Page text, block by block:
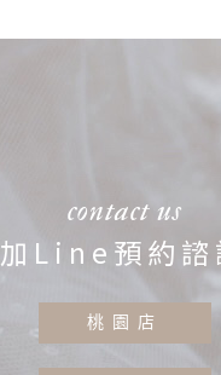
contact us
加Line預約諮
桃園店